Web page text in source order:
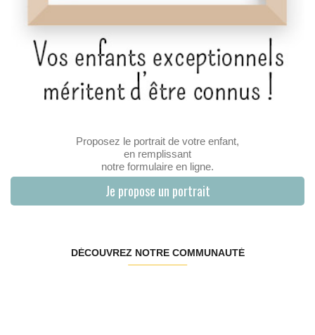
Proposez le portrait de votre enfant,
en remplissant
notre formulaire en ligne.
Je propose un portrait
DÉCOUVREZ NOTRE COMMUNAUTÉ